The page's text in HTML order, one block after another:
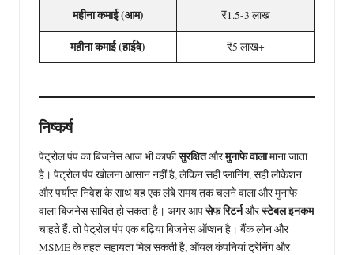
महीना कमाई (आम) ₹1.5-3 लाख
महीना कमाई (हाईवे) ₹5 लाख+
निष्कर्ष
पेट्रोल पंप का बिजनेस आज भी काफीसुरक्षितऔरमुनाफे वालामाना जाता
है। पेट्रोल पंप खोलना आसान नहीं है, लेकिन सही प्लानिंग, सही लोकेशन
और पर्याप्त निवेश के साथ यह एक लंबे समय तक चलने वाला और मुनाफे
वाला बिजनेस साबित हो सकता है। अगर आपसेफ रिटर्नऔरस्टेबल इनकम
चाहते हैं, तो पेट्रोल पंप एक बढ़िया बिजनेस ऑप्शन है। बैंक लोन और
MSME के तहत सहायता मिल सकती है, ऑयल कंपनियां ट्रेनिंग और